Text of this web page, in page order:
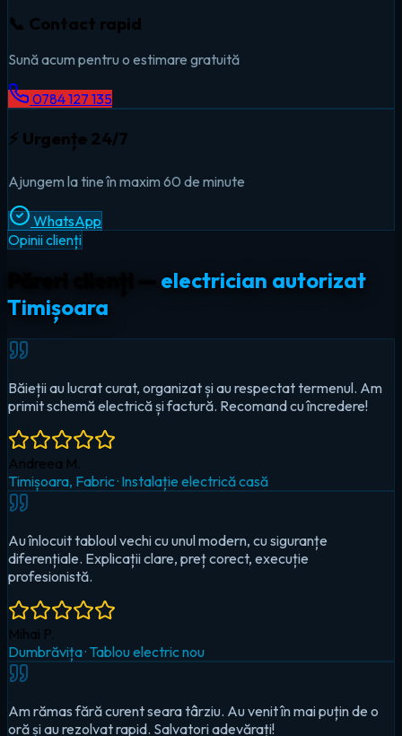
📞 Contact rapid
Sună acum pentru o estimare gratuită
0784 127 135
⚡ Urgențe 24/7
Ajungem la tine în maxim 60 de minute
WhatsApp
Opinii clienți
electrician autorizat
Timișoara
Au înlocuit tabloul vechi cu unul modern, cu siguranțe
diferențiale. Explicații clare, preț corect, execuție
Mihai P.
Dumbrăvița
Am rămas fără curent seara târziu. Au venit în mai puțin de o
oră și au rezolvat rapid. Salvatori adevărați!
Cristina D.
Timișoara, Circumvalațiunii·Urgență — pană totală
Au montat iluminat LED în toată casa și un sistem smart pentru
controlul de pe telefon. Foarte mulțumit!